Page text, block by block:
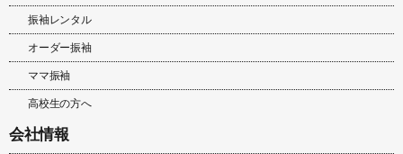
振袖レンタル
オーダー振袖
ママ振袖
高校生の方へ
会社情報